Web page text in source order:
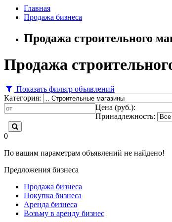
Главная
Продажа бизнеса
Продажа строительного
Продажа
Показать фильтр объявлений
Категория:
Цена (руб.):
Принадлежность:
0
По вашим параметрам объявлений не найдено!
Предложения бизнеса
Продажа бизнеса
Покупка бизнеса
Аренда бизнеса
Возьму в аренду бизнес